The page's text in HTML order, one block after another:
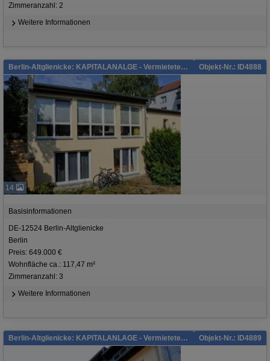
Zimmeranzahl: 2
Weitere Informationen
Berlin-Altglienicke: KAPITALANALGE - Vermietete Maisonette-Wohnung in der Remise mit Garten Objekt-Nr.: ID4888
14
Basisinformationen
DE-12524 Berlin-Altglienicke
Berlin
Preis: 649.000 €
Wohnfläche ca.: 117,47 m²
Zimmeranzahl: 3
Weitere Informationen
Berlin-Altglienicke: KAPITALANLAGE - Vermietete geräumige Altbau Wohnung im Grünen Objekt-Nr.: ID4889